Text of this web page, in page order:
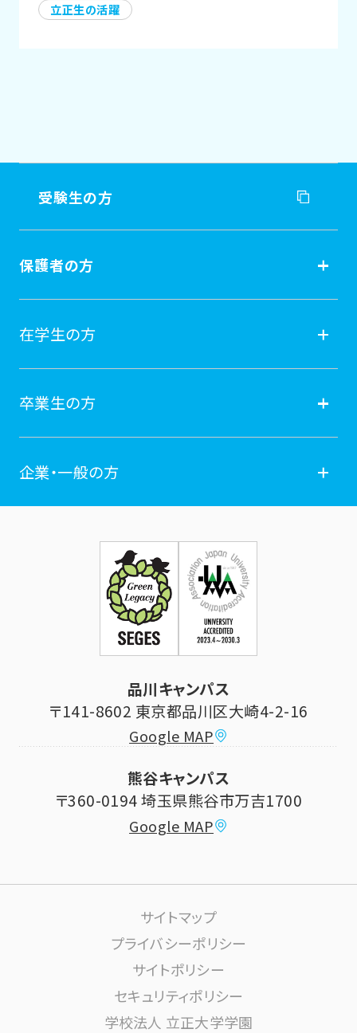
立正生の活躍
受験生の方
受験生の方
オープンキャンパス
保護者の方
保護者の方
学費納付金・奨学金
証明書発行手続き
在学生の方
在学生の方
学年暦
証明書発行・各種手続き
シラバス (講義案内)
学費納付金・奨学金
大学祭
学内ネットワーク環境(りすねっと)
卒業生の方
卒業生の方
住所等登録内容の変更
企業・一般の方
科目等履修生制度のご案内
研究推進・社会貢献センター
大学施設の利用について
品川キャンパス
〒141-8602 東京都品川区大崎4-2-16
Google MAP
熊谷キャンパス
〒360-0194 埼玉県熊谷市万吉1700
Google MAP
サイトマップ
プライバシーポリシー
サイトポリシー
セキュリティポリシー
学校法人 立正大学学園